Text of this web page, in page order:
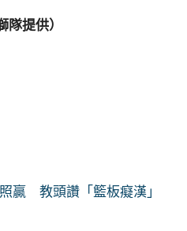
提供）
贏 教頭讚「籃板癡漢」